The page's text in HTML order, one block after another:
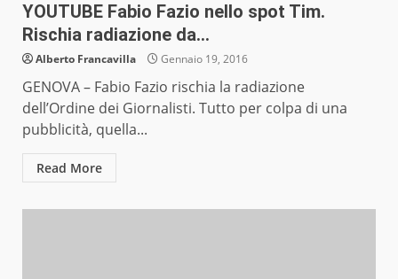
YOUTUBE Fabio Fazio nello spot Tim.
Rischia radiazione da…
Alberto Francavilla Gennaio 19, 2016
GENOVA – Fabio Fazio rischia la radiazione
dell’Ordine dei Giornalisti. Tutto per colpa di una
pubblicità, quella...
Read More